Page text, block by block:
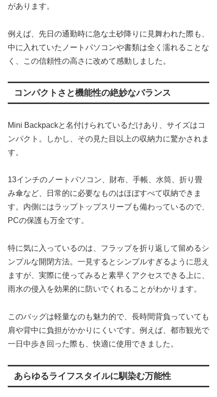
があります。
例えば、先日の通勤時に急な土砂降りに見舞われた際も、
中に入れていたノートパソコンや書類は全く濡れることな
く、この信頼性の高さに改めて感動しました。
コンパクトさと機能性の絶妙なバランス
Mini Backpackと名付けられているだけあり、サイズはコ
ンパクト。しかし、その見た目以上の収納力に驚かされま
す。
13インチのノートパソコン、財布、手帳、水筒、折り畳
み傘など、日常的に必要なものはほぼすべて収納できま
す。内側にはラップトップスリーブも備わっているので、
PCの保護も万全です。
特に気に入っているのは、フラップを折り返して留めるシ
ンプルな開閉方法。一見するとシンプルすぎるように思え
ますが、実際に使ってみると素早くアクセスできる上に、
雨水の侵入を効果的に防いでくれることがわかります。
このバッグは軽量なのも魅力的で、長時間背負っていても
肩や背中に負担がかかりにくいです。例えば、都市観光で
一日中歩き回った際も、快適に使用できました。
あらゆるライフスタイルに馴染む万能性